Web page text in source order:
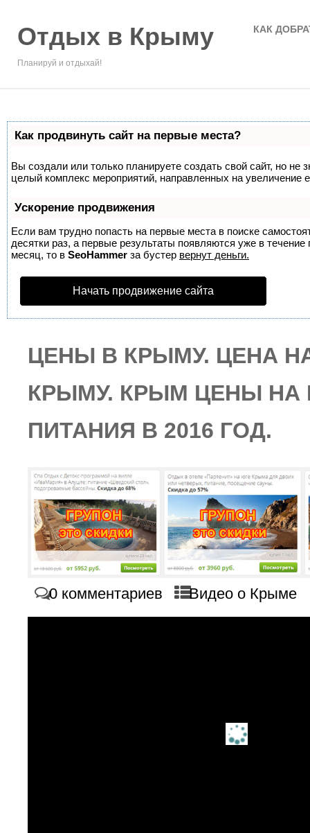
Отдых в Крыму
Планируй и отдыхай!
КАК
Как продвинуть сайт на первые места?
Вы создали или только планируете создать свой сайт, но не
целый комплекс мероприятий, направленных на увеличение
Ускорение продвижения
Если вам трудно попасть на первые места в поиске
десятки раз, а первые результаты появляются уже в
месяц, то в SeoHammer за бустер вернут деньги.
Начать продвижение сайта
ЦЕНЫ В КРЫМУ. ЦЕНА
КРЫМУ. КРЫМ ЦЕНЫ НА
ПИТАНИЯ В 2016 ГОД.
0 комментариев Видео о Крыме